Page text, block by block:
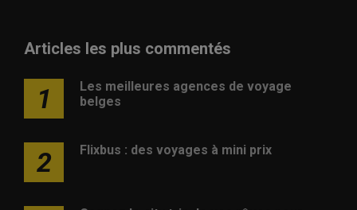
Articles les plus commentés
1
Les meilleures agences de voyage
belges
2 Flixbus : des voyages à mini prix